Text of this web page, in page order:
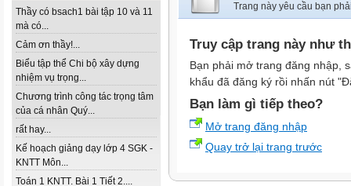
Thầy có bsach1 bài tập 10 và 11
mà có...
Cảm ơn thầy!...
Biểu tập thể Chi bộ xây dựng
nhiệm vụ trọng...
Chương trình công tác trọng tâm
của cá nhân Quý...
rất hay...
Kế hoạch giảng dạy lớp 4 SGK -
KNTT Môn...
Toán 1 KNTT. Bài 1 Tiết 2....
Trang này yêu cầu bạn
Truy cập trang này như
Bạn phải mở trang đăng nhập,
khẩu đã đăng ký rồi nhấn nút
Bạn làm gì tiếp theo?
Mở trang đăng nhập
Quay trở lại trang trước